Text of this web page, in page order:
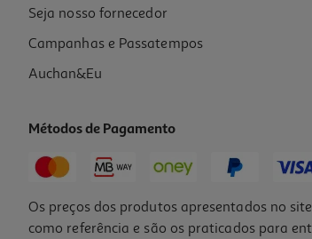
Seja nosso fornecedor
Campanhas e Passatempos
Auchan&Eu
Métodos de Pagamento
Os preços dos produtos apresentados no
como referência e são os praticados para